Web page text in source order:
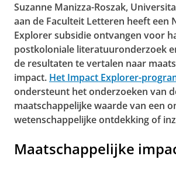
Suzanne Manizza-Roszak,
aan de Faculteit Letteren heeft een
Explorer subsidie ontvangen voor
postkoloniale literatuuronderzoek
de resultaten te vertalen naar
impact. Het Impact Explorer-
ondersteunt het onderzoeken van
maatschappelijke waarde van een
wetenschappelijke ontdekking of
Maatschappelijke